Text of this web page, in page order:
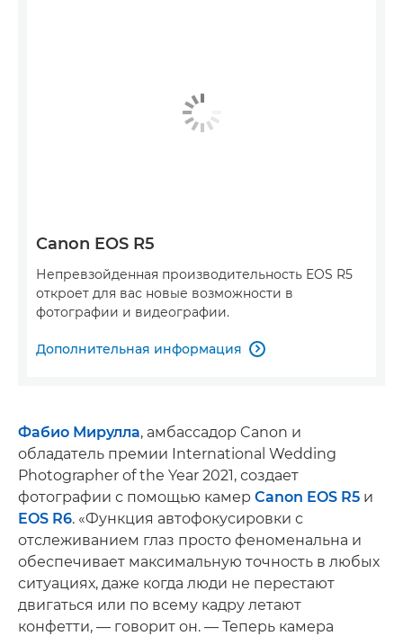
Canon EOS R5
Непревзойденная производительность EOS R5
откроет для вас новые возможности в
фотографии и видеографии.
Дополнительная информация 
Фабио Мирулла, амбассадор Canon и
обладатель премии International Wedding
Photographer of the Year 2021, создает
фотографии с помощью камер Canon EOS R5 и
EOS R6. «Функция автофокусировки с
отслеживанием глаз просто феноменальна и
обеспечивает максимальную точность в любых
ситуациях, даже когда люди не перестают
двигаться или по всему кадру летают
конфетти, — говорит он. — Теперь камера